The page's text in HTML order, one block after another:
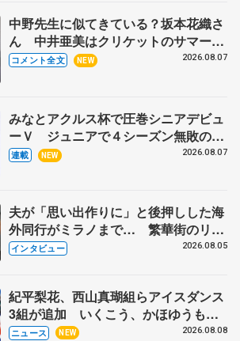
中野先生に似てきている？坂本花織さ
ん 中井亜美はクリケットのサマーキ
ャンプに 島田麻央はたくさん試合に
コメント全文 NEW 2026.08.07
みなとアクルス杯で圧巻シニアデビュ
ーＶ ジュニアで４シーズン無敗の島
田麻央
連載 NEW 2026.08.07
夫が「思い出作りに」と後押しした海
外同行がミラノまで… 繁華街のリン
クでは不良のお兄さんも味方に 小林
インタビュー 2026.08.05
紀平梨花、西山真瑚組らアイスダンス
3組が追加 いくこう、かほゆうも、
木下グループ杯
ニュース NEW 2026.08.08